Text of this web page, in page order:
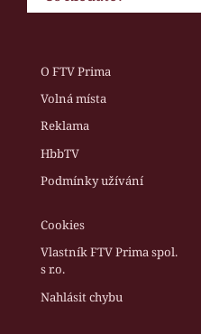
O FTV Prima
Volná místa
Reklama
HbbTV
Podmínky užívání
Cookies
Vlastník FTV Prima spol.
s r.o.
Nahlásit chybu